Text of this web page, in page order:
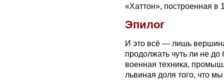
«Хаттон», построенная в
Эпилог
И это всё — лишь
продолжать чуть ли не до
военная техника,
львиная доля того, что